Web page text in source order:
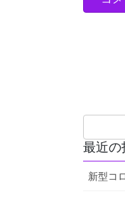
最近の
新型コ